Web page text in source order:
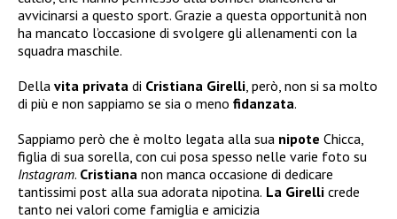
avvicinarsi a questo sport. Grazie a questa opportunità non
ha mancato l’occasione di svolgere gli allenamenti con la
squadra maschile.
Della vita privata di Cristiana Girelli , però, non si sa molto
di più e non sappiamo se sia o meno fidanzata.
Sappiamo però che è molto legata alla sua nipote Chicca,
figlia di sua sorella, con cui posa spesso nelle varie foto su
Instagram. Cristiana non manca occasione di dedicare
tantissimi post alla sua adorata nipotina. La Girelli crede
tanto nei valori come famiglia e amicizia